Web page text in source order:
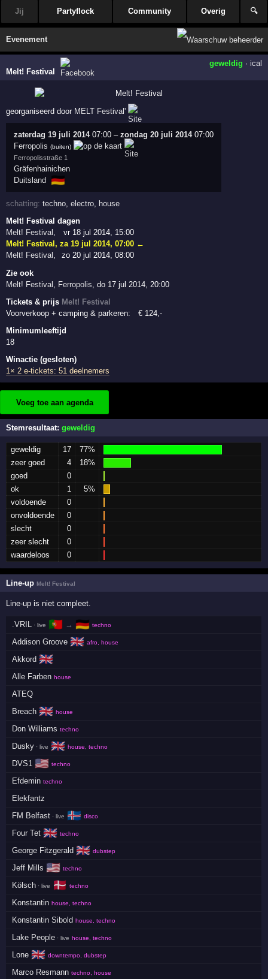
Jij Partyflock Community Overig 🔍
Evenement
Melt! Festival
geweldig · ical
georganiseerd door MELT Festival'
zaterdag 19 juli 201407:00 –zondag 20 juli 201407:00
Ferropolis (buiten)
Ferropolisstraße 1
Gräfenhainichen
Duitsland
🇩🇪
schatting:techno,electro, house
Melt! Festival dagen
Melt! Festival ,
vr 18 jul 2014, 15:00
Melt! Festival ,za 19 jul 2014, 07:00 ←
Melt! Festival ,
zo 20 jul 2014, 08:00
Zie ook
Melt! Festival
Ferropolis ,do 17 jul 2014, 20:00
Tickets & prijs Melt! Festival
Voorverkoop + camping & parkeren:
€ 124 ,-
Minimumleeftijd
18
Winactie (gesloten)
1× 2 e-tickets: 51 deelnemers
Voeg toe aan agenda
Stemresultaat:geweldig
geweldig 17
77%
zeer goed
4
18%
goed
0
ok
1
5%
voldoende
0
onvoldoende
0
slecht
0
zeer slecht
0
waardeloos
0
Line-upMelt! Festival
Line-up is niet compleet.
.VRIL · live 🇵🇹 → 🇩🇪 techno
Addison Groove 🇬🇧 afro, house
Akkord 🇬🇧
Alle Farben house
ATEQ
Breach 🇬🇧 house
Don Williams techno
Dusky · live 🇬🇧 house, techno
DVS1 🇺🇸 techno
Efdemin techno
Elekfantz
FM Belfast · live 🇮🇸 disco
Four Tet 🇬🇧 techno
George Fitzgerald 🇬🇧 dubstep
Jeff Mills 🇺🇸 techno
Kölsch · live 🇩🇰 techno
Konstantin house, techno
Konstantin Sibold house, techno
Lake People · live house, techno
Lone 🇬🇧 downtempo, dubstep
Marco Resmann techno, house